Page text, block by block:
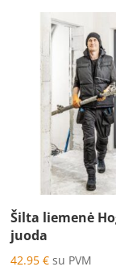
Šilta liemenė
juoda
42.95 € su PVM